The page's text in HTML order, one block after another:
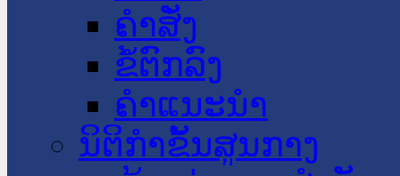
ຄໍາສັ່ງ
ຂໍ້ຕົກລົງ
ຄໍາແນະນໍາ
ນິຕິກຳຂັ້ນສູນກາງ